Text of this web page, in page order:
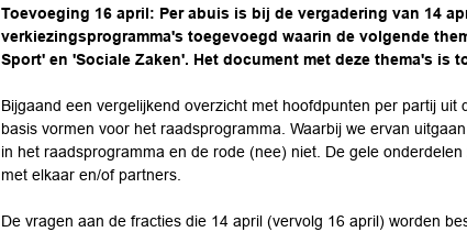
Toevoeging 16 april: Per abuis is bij de vergadering van 14
verkiezingsprogramma's toegevoegd waarin de volgende
Sport' en 'Sociale Zaken'. Het document met deze thema's is
Bijgaand een vergelijkend overzicht met hoofdpunten per partij uit
basis vormen voor het raadsprogramma. Waarbij we ervan
in het raadsprogramma en de rode (nee) niet. De gele
met elkaar en/of partners.
De vragen aan de fracties die 14 april (vervolg 16 april) worden